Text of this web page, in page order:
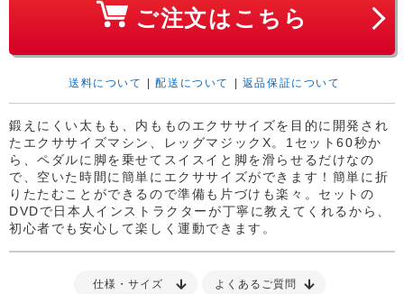
ご注文はこちら
送料について |配送について 返品保証について
鍛えにくい太もも、内もものエクササイズを目的に開発され
たエクササイズマシン、レッグマジックX。1セット60秒か
ら、ペダルに脚を乗せてスイスイと脚を滑らせるだけなの
で、空いた時間に簡単にエクササイズができます！簡単に折
りたたむことができるので準備も片づけも楽々。セットの
DVDで日本人インストラクターが丁寧に教えてくれるから、
初心者でも安心して楽しく運動できます。
仕様・サイズ よくあるご質問